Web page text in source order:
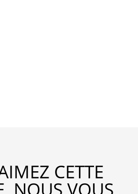
CETTE
NOUS VOUS